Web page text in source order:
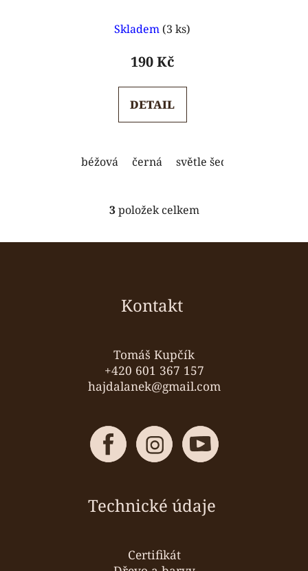
hodnocení
produktu
5,0
z
Skladem (3 ks)
190 Kč
DETAIL
béžová černá světle šedá
O
l
c
r
v
k
y
ý
p
i
3položek celkem
Kontakt
Tomáš Kupčík
+420 601 367 157
hajdalanek@gmail.com
Technické údaje
Certifikát